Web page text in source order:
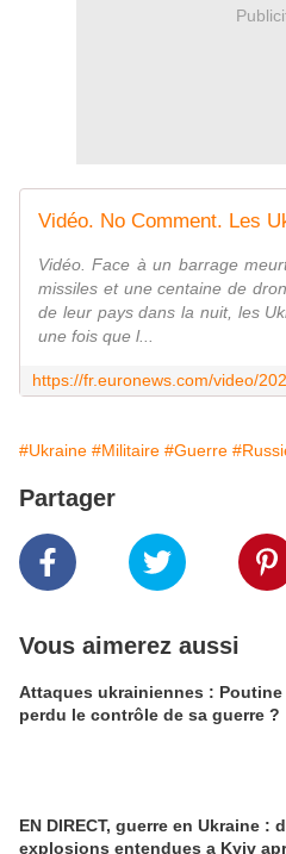
Vidéo. Face à un barrage
missiles et une centaine de
de leur pays dans la nuit, les
une fois que l...
#Ukraine #Militaire #Guerre
Partager
Vous aimerez aussi
Attaques ukrainiennes : Poutine
perdu le contrôle de sa guerre ?
EN DIRECT, guerre en Ukraine :
explosions entendues a Kyiv